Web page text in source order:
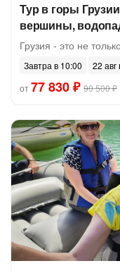
Тур в горы
вершины,
Грузия - это не
Завтра в 10:00
22 авг
от77 830 ₽ 90 500 ₽